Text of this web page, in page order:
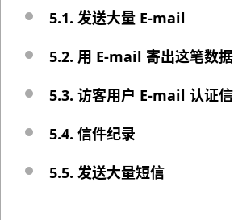
5.1. 发送大量 E-mail
5.2. 用 E-mail 寄出这笔数据
5.3. 访客用户 E-mail 认证信
5.4. 信件纪录
5.5. 发送大量短信